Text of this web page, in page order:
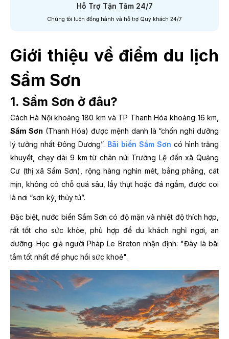
Hỗ Trợ Tận Tâm 24/7
Chúng tôi luôn đồng hành và hỗ trợ Quý khách 24/7
Giới thiệu về điểm du lịch
Sầm Sơn
1. Sầm Sơn ở đâu?
Cách Hà Nội khoảng 180 km và TP Thanh Hóa khoảng 16 km,
Sầm Sơn (Thanh Hóa) được mệnh danh là “chốn nghỉ dưỡng
lý tưởng nhất Đông Dương”. Bãi biển Sầm Sơn có hình trăng
khuyết, chạy dài 9 km từ chân núi Trường Lệ đến xã Quảng
Cư (thị xã Sầm Sơn), rộng hàng nghìn mét, bằng phẳng, cát
mịn, không có chỗ quá sâu, lầy thụt hoặc đá ngầm, được coi
là nơi “sơn kỳ, thủy tú”.
Đặc biệt, nước biển Sầm Sơn có độ mặn và nhiệt độ thích hợp,
rất tốt cho sức khỏe, phù hợp để du khách nghỉ ngơi, an
dưỡng. Học giả người Pháp Le Breton nhận định: "Đây là bãi
tắm tốt nhất để phục hồi sức khoẻ".